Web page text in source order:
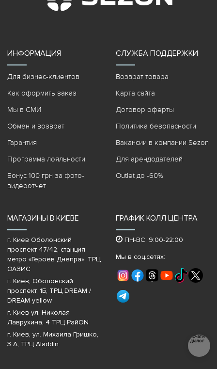
ИНФОРМАЦИЯ
Для бизнес-клиентов
Как оформить заказ
Мы в СМИ
Обмен и возврат
Гарантия
Программа лояльности
Бонус 100 грн за фото-
видеоотчет
СЛУЖБА ПОДДЕРЖКИ
Возврат товара
Карта сайта
Договор оферты
Политика безопасности
Вакансии в компании Sezon
Для арендодателей
Outlet до -60%
МАГАЗИНЫ В КИЕВЕ
г. Киев Оболонский
проспект 47/42, станция
метро «Героев Днепра»‎, ТРЦ
ОАЗИС
г. Киев, Оболонский
проспект, 1Б, ТРЦ DREAM /
DREAM yellow
г. Киев ул. Николая
Лаврухина, 4 ТРЦ РайON
г. Киев, ул. Михаила Гришко,
3 А, ТРЦ Aladdin
ГРАФИК КОЛЛ ЦЕНТРА
ПН-ВС: 9:00-22:00
Мы в соц.сетях:
Почати
діалог